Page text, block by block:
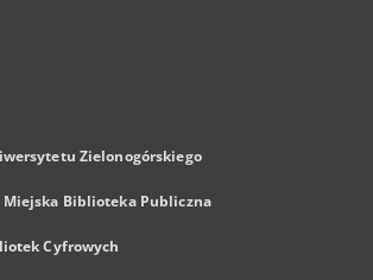
Zielonogórskiego
Biblioteka Publiczna
Cyfrowych